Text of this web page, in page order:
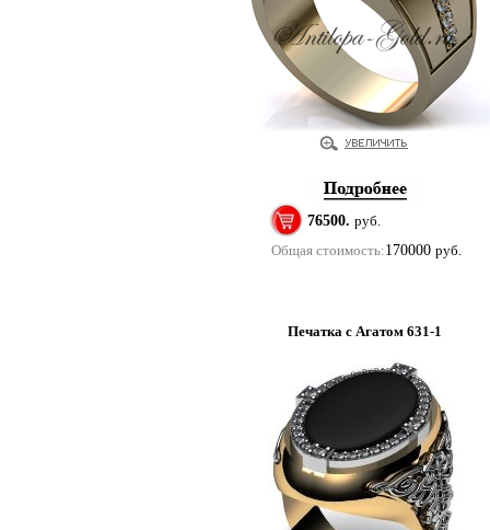
76500. руб.
Общая стоимость:170000 руб.
Печатка с Агатом 631-1